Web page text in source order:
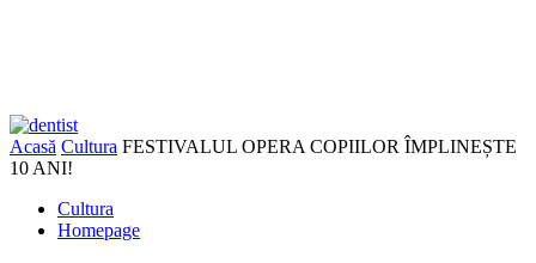
Acasă Cultura FESTIVALUL OPERA COPIILOR ÎMPLINEȘTE
10 ANI!
Cultura
Homepage